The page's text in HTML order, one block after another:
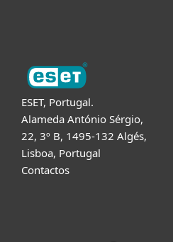
ESET, Portugal.
Alameda António Sérgio,
22, 3º B, 1495-132 Algés,
Lisboa, Portugal
Contactos